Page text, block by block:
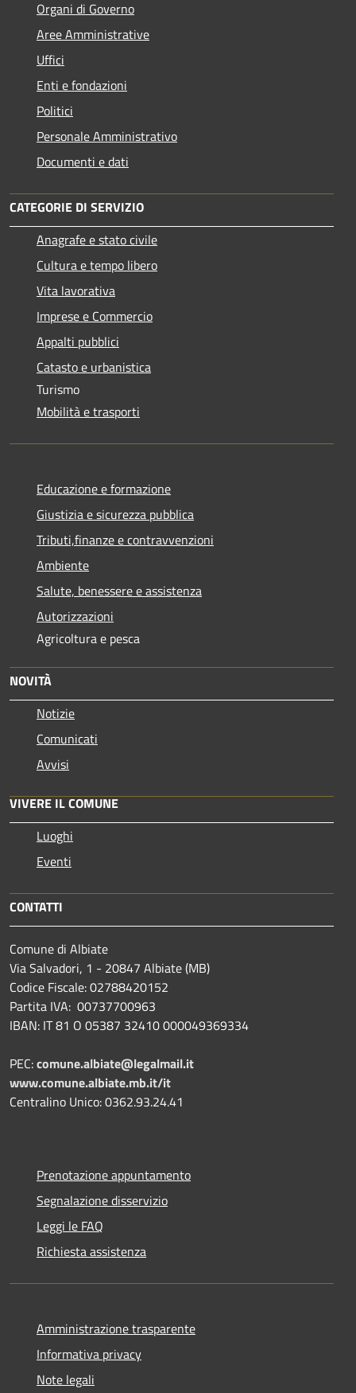
Organi di Governo
Aree Amministrative
Uffici
Enti e fondazioni
Politici
Personale Amministrativo
Documenti e dati
CATEGORIE DI SERVIZIO
Anagrafe e stato civile
Cultura e tempo libero
Vita lavorativa
Imprese e Commercio
Appalti pubblici
Catasto e urbanistica
Turismo
Mobilità e trasporti
Educazione e formazione
Giustizia e sicurezza pubblica
Tributi,finanze e contravvenzioni
Ambiente
Salute, benessere e assistenza
Autorizzazioni
Agricoltura e pesca
NOVITÀ
Notizie
Comunicati
Avvisi
VIVERE IL COMUNE
Luoghi
Eventi
CONTATTI
Comune di Albiate
Via Salvadori, 1 - 20847 Albiate (MB)
Codice Fiscale: 02788420152
Partita IVA: 00737700963
IBAN: IT 81 O 05387 32410 000049369334
PEC:comune.albiate@legalmail.it
www.comune.albiate.mb.it/it
Centralino Unico: 0362.93.24.41
Prenotazione appuntamento
Segnalazione disservizio
Leggi le FAQ
Richiesta assistenza
Amministrazione trasparente
Informativa privacy
Note legali